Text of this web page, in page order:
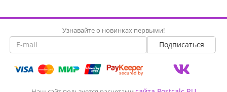
Узнавайте о новинках первыми!